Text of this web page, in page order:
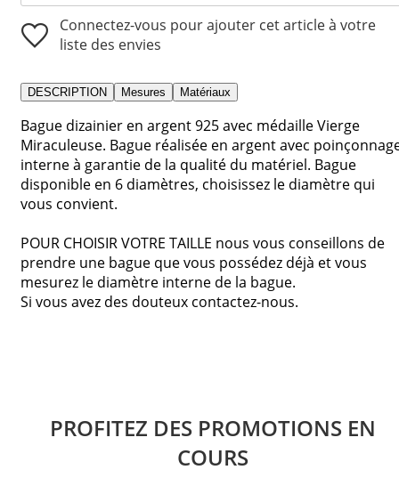
Connectez-vous pour ajouter cet article à votre
liste des envies
DESCRIPTION Mesures Matériaux
Bague dizainier en argent 925 avec médaille Vierge
Miraculeuse. Bague réalisée en argent avec
interne à garantie de la qualité du matériel. Bague
disponible en 6 diamètres, choisissez le diamètre qui
vous convient.
POUR CHOISIR VOTRE TAILLE nous vous conseillons de
prendre une bague que vous possédez déjà et vous
mesurez le diamètre interne de la bague.
Si vous avez des douteux contactez-nous.
PROFITEZ DES PROMOTIONS EN
COURS